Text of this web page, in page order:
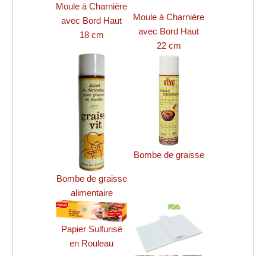
Moule à Charnière
avec Bord Haut
18 cm
Moule à Charnière
avec Bord Haut
22 cm
Bombe de graisse
alimentaire
Bombe de graisse
Papier Sulfurisé
en Rouleau